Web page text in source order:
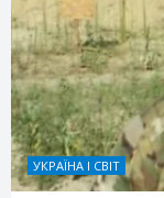
УКРАЇНА І СВІТ